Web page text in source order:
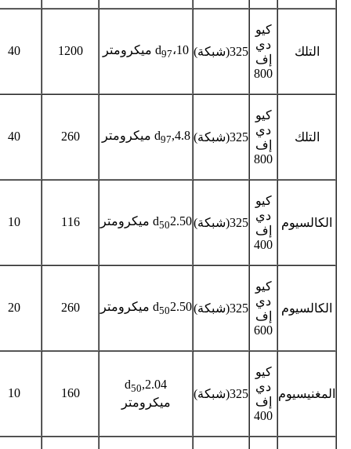
التلك
كيو
دي
إف
800
325(شبكة) d97،10 ميكرومتر 1200
40
التلك
كيو
دي
إف
800
325(شبكة) d97,4.8 ميكرومتر 260
40
الكالسيوم
كيو
دي
إف
400
325(شبكة) d502.50 ميكرومتر 116
10
الكالسيوم
كيو
دي
إف
600
325(شبكة) d502.50 ميكرومتر 260
20
المغنيسيوم
كيو
دي
إف
400
325(شبكة)
d50,2.04
ميكرومتر
160
10